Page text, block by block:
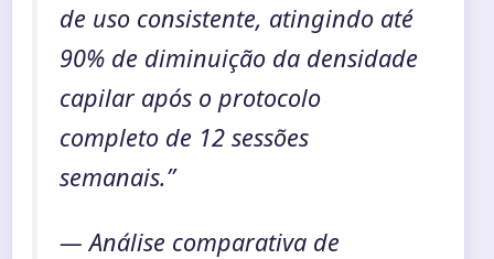
de uso consistente, atingindo até
90% de diminuição da densidade
capilar após o protocolo
completo de 12 sessões
semanais.”
— Análise comparativa de